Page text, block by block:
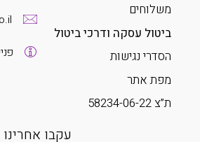
משלוחים
ביטול עסקה ודרכי ביטול
הסדרי נגישות
מפת אתר
ת”צ 58234-06-22
עקבו אחרינו